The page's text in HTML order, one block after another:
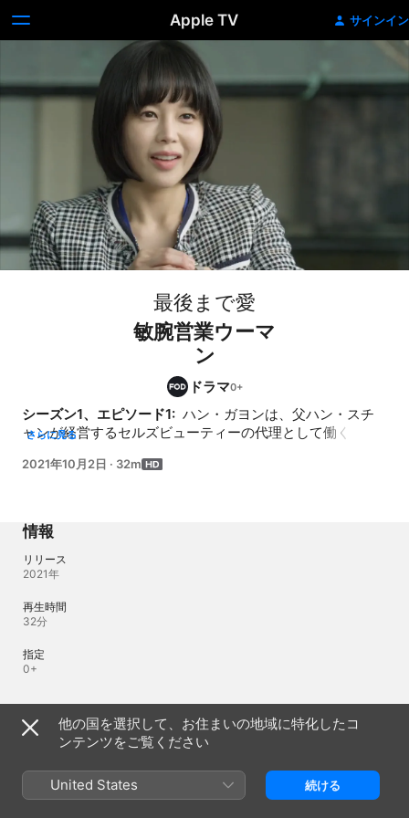
Apple TV サインイン
最後まで愛
敏腕営業ウーマ
ン
ドラマ
シーズン1、エピソード1: ハン・ガヨンは、父ハン・スチ
ャンが経営するセルズビューティーの代理として働く
に出向いたガヨンは、借金取りのチンピラと乱闘するユ
さらに見る
2021年10月2日 · 32m
情報
リリース
2021年
再生時間
32分
指定
0+
言語
オリジナル音源
字幕
他の国を選択して、お住まいの地域に特化したコ
ンテンツをご覧ください
United States 続ける